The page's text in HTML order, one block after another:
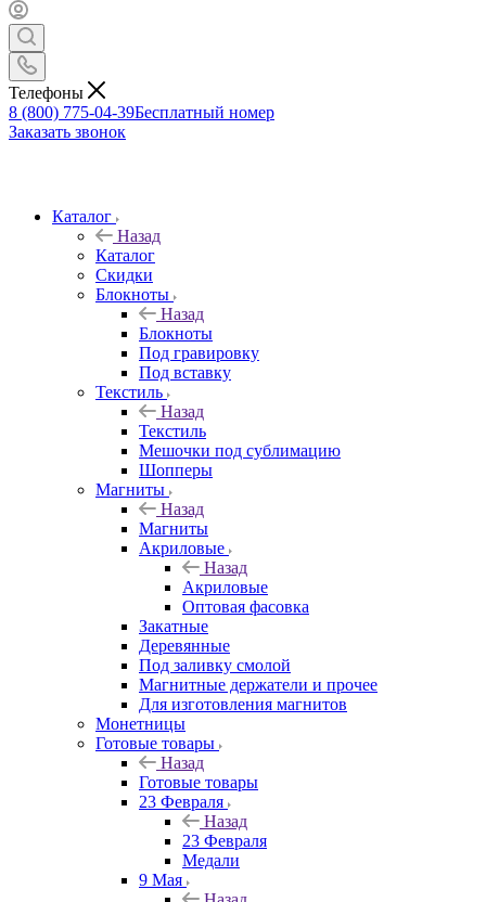
Телефоны
8 (800) 775-04-39Бесплатный номер
Заказать звонок
Каталог
Назад
Каталог
Скидки
Блокноты
Назад
Блокноты
Под гравировку
Под вставку
Текстиль
Назад
Текстиль
Мешочки под сублимацию
Шопперы
Магниты
Назад
Магниты
Акриловые
Назад
Акриловые
Оптовая фасовка
Закатные
Деревянные
Под заливку смолой
Магнитные держатели и прочее
Для изготовления магнитов
Монетницы
Готовые товары
Назад
Готовые товары
23 Февраля
Назад
23 Февраля
Медали
9 Мая